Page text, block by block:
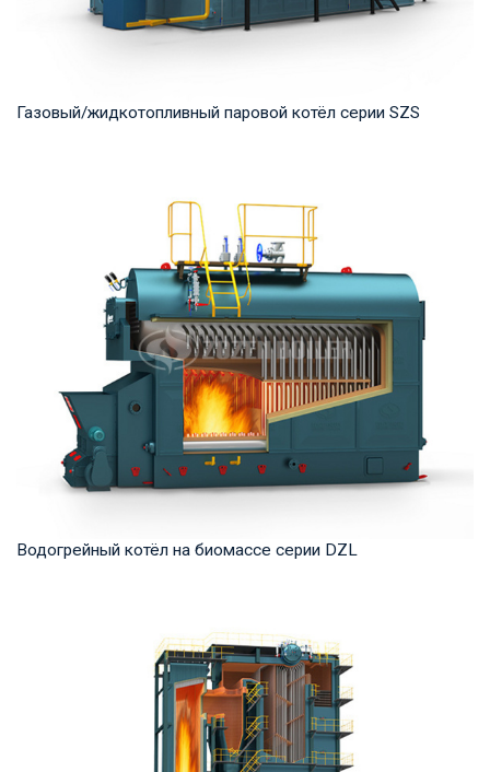
Газовый/жидкотопливный паровой котёл серии SZS
продукта: 10-50 т/ч Температура на выходе...
Водогрейный котёл на биомассе серии DZL
мощность продукта: 1,4-14 МВт Температура ...